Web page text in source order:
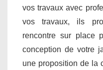
vos travaux avec
vos travaux, ils
rencontre sur place
conception de votre
une proposition de la